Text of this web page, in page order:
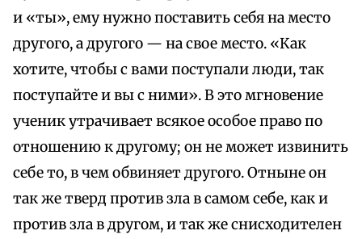
и «ты», ему нужно поставить себя на место
другого, а другого — на свое место. «Как
хотите, чтобы с вами поступали люди, так
поступайте и вы с ними». В это мгновение
ученик утрачивает всякое особое право по
отношению к другому; он не может извинить
себе то, в чем обвиняет другого. Отныне он
так же тверд против зла в самом себе, как и
против зла в другом, и так же снисходителен